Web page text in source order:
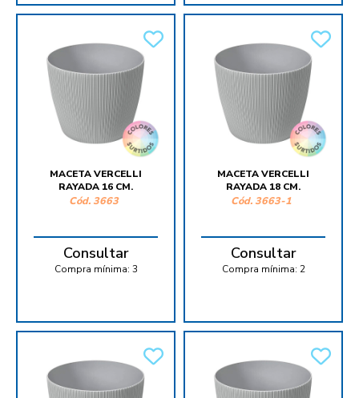
MACETA VERCELLI
RAYADA 16 CM.
Cód. 3663
Consultar
Compra mínima: 3
MACETA VERCELLI
RAYADA 18 CM.
Cód. 3663-1
Consultar
Compra mínima: 2